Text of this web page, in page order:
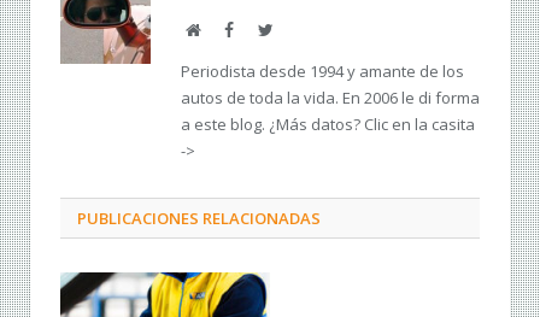
Web FacebookTwitter
Periodista desde 1994 y amante de los
autos de toda la vida. En 2006 le di forma
a este blog. ¿Más datos? Clic en la casita
->
PUBLICACIONES RELACIONADAS